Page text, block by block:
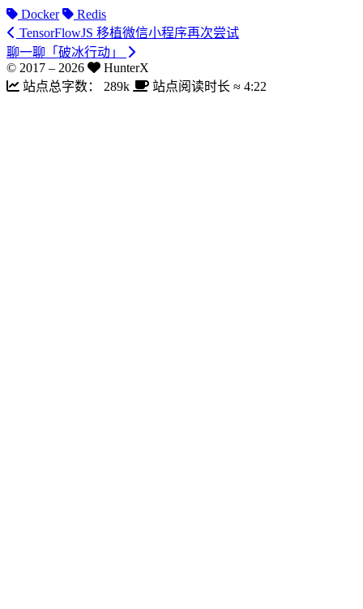
Docker
Redis
TensorFlowJS 移植微信小程序再次尝试
聊一聊「破冰行动」
© 2017 – 2026
HunterX
站点总字数：
289k 站点阅读时长 ≈ 4:22